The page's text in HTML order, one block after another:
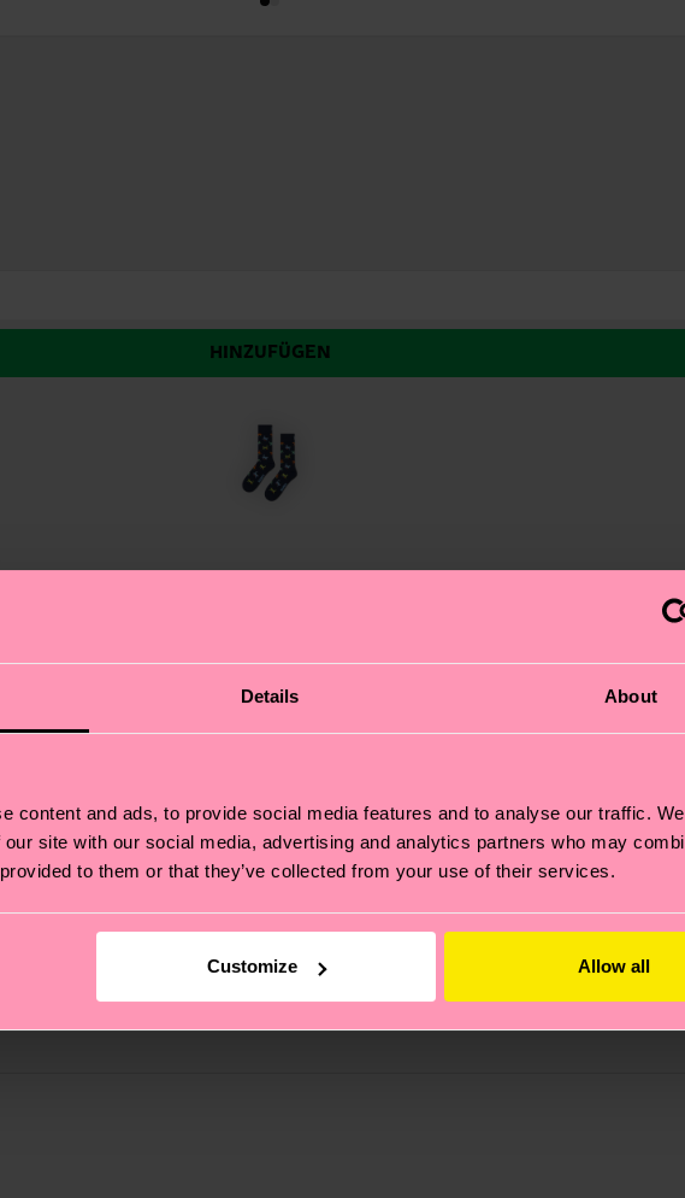
Details About
content and ads, to provide social media features and to analyse our traffic.
site with our social media, advertising and analytics partners who may
to them or that they’ve collected from your use of their services.
Customize Allow all
HINZUFÜGEN
Love Socke. Diese bezaubernden weißen Socken haben ein
Selbstausdruck, und mit diesen niedlichen Socken kannst du
jedem Outfit einen Hauch von Verspieltheit und ist ein toller
perfekte Möglichkeit, deine Persönlichkeit auszudrücken.
– es geht auch um eine ethische Lieferkette, die Reduzierung